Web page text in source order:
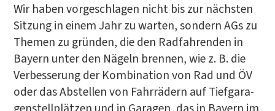
Wir haben vor­ge­schla­gen nicht bis zur nächs­ten
Sit­zung in einem Jahr zu war­ten, son­dern AGs zu
The­men zu grün­den, die den Rad­fah­ren­den in
Bay­ern unter den Nägeln bren­nen, wie z. B. die
Ver­bes­se­rung der Kom­bi­na­ti­on von Rad und ÖV
oder das Abstel­len von Fahr­rä­dern auf Tief­ga­ra­